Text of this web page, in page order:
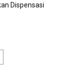
Dispensasi